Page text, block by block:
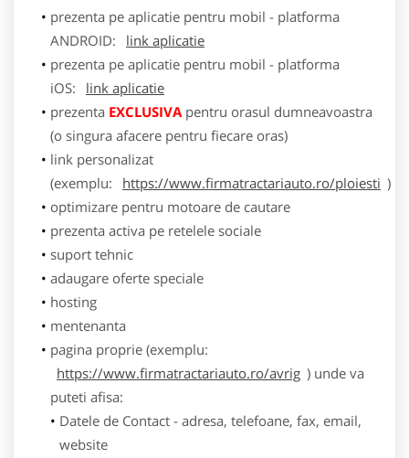
prezenta pe aplicatie pentru mobil - platforma
ANDROID:
link aplicatie
prezenta pe aplicatie pentru mobil - platforma
iOS:
link aplicatie
prezenta EXCLUSIVApentru orasul dumneavoastra
(o singura afacere pentru fiecare oras)
link personalizat
(exemplu:
https://www.firmatractariauto.ro/ploiesti )
optimizare pentru motoare de cautare
prezenta activa pe retelele sociale
suport tehnic
adaugare oferte speciale
hosting
mentenanta
pagina proprie (exemplu:
https://www.firmatractariauto.ro/avrig ) unde va
puteti afisa:
Datele de Contact - adresa, telefoane, fax, email,
website